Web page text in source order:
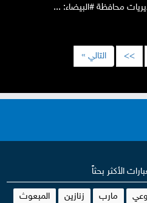
محافظة #البيضاء: ...
>> التالي »
الأكثر بحثاً
وعي مارب زنازين المبعوث